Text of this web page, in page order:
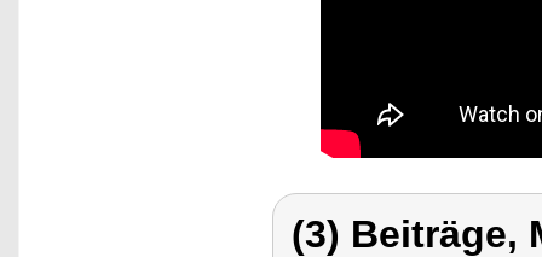
(3) Beiträge,